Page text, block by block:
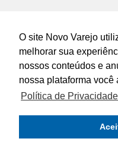
O site Novo Varejo
melhorar sua
nossos conteúdos e
nossa plataforma você
Política de
CONFIRA
O principal canal
indústrias e
empresários e
componentes